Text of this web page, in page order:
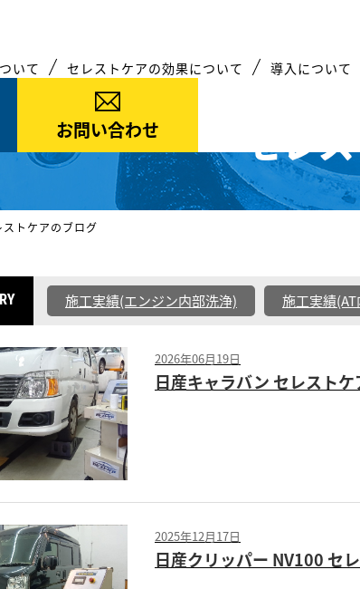
いて セレストケアの効果について 導入について
お問い合わせ セレ
ストケアのブログ
施工実績(エンジン内部洗浄) 施工実績
2026年06月19日
日産キャラバン セレスト
2025年12月17日
日産クリッパー NV100 セ